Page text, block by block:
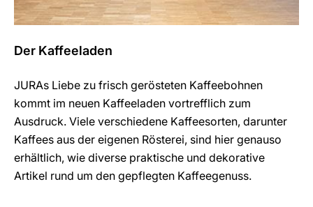
Der Kaffeeladen
JURAs Liebe zu frisch gerösteten Kaffeebohnen
kommt im neuen Kaffeeladen vortrefflich zum
Ausdruck. Viele verschiedene Kaffeesorten, darunter
Kaffees aus der eigenen Rösterei, sind hier genauso
erhältlich, wie diverse praktische und dekorative
Artikel rund um den gepflegten Kaffeegenuss.